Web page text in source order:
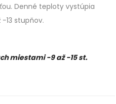
Denné teploty vystúpia
13 stupňov.
miestami -9 až -15 st.